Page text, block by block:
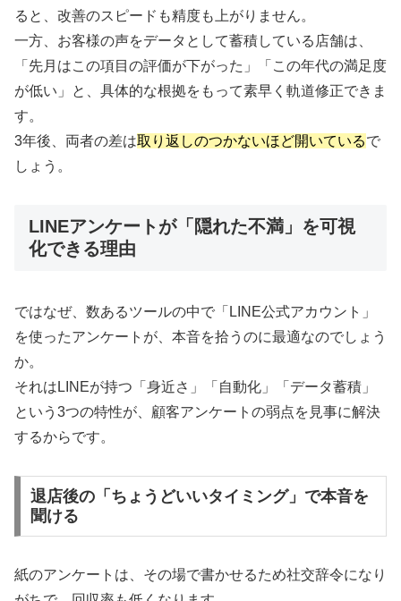
ると、改善のスピードも精度も上がりません。
一方、お客様の声をデータとして蓄積している店舗は、
「先月はこの項目の評価が下がった」「この年代の満足度
が低い」と、具体的な根拠をもって素早く軌道修正できま
す。
3年後、両者の差は取り返しのつかないほど開いているで
しょう。
LINEアンケートが「隠れた不満」を可視
化できる理由
ではなぜ、数あるツールの中で「LINE公式アカウント」
を使ったアンケートが、本音を拾うのに最適なのでしょう
か。
それはLINEが持つ「身近さ」「自動化」「データ蓄積」
という3つの特性が、顧客アンケートの弱点を見事に解決
するからです。
退店後の「ちょうどいいタイミング」で本音を
聞ける
紙のアンケートは、その場で書かせるため社交辞令になり